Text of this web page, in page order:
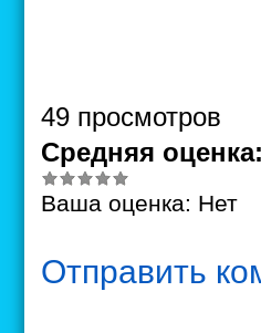
49 просмотров
Средняя оценка:
Ваша оценка: Нет
Отправить